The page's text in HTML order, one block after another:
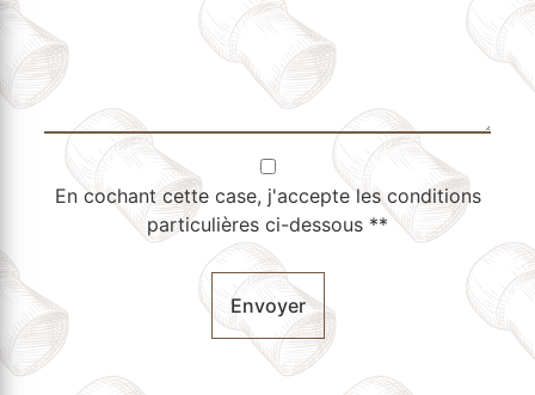
En cochant cette case, j'accepte les conditions
particulières ci-dessous **
Envoyer